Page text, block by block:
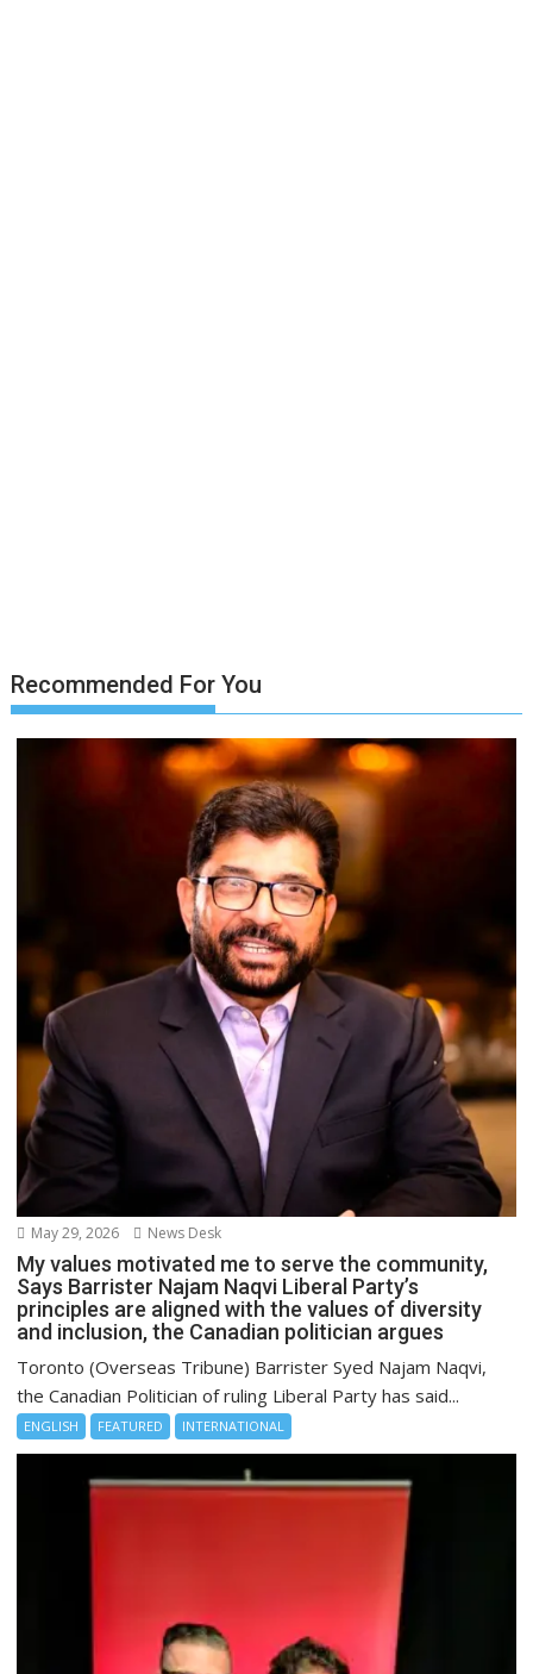
Recommended For You
May 29, 2026 News Desk
My values motivated me to serve the community,
Says Barrister Najam Naqvi Liberal Party’s
principles are aligned with the values of diversity
and inclusion, the Canadian politician argues
Toronto (Overseas Tribune) Barrister Syed Najam Naqvi,
the Canadian Politician of ruling Liberal Party has said...
ENGLISH FEATURED INTERNATIONAL